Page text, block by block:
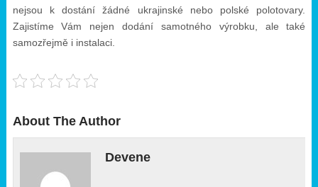
nejsou k dostání žádné ukrajinské nebo polské polotovary.
Zajistíme Vám nejen dodání samotného výrobku, ale také
samozřejmě i instalaci.
About The Author
Devene